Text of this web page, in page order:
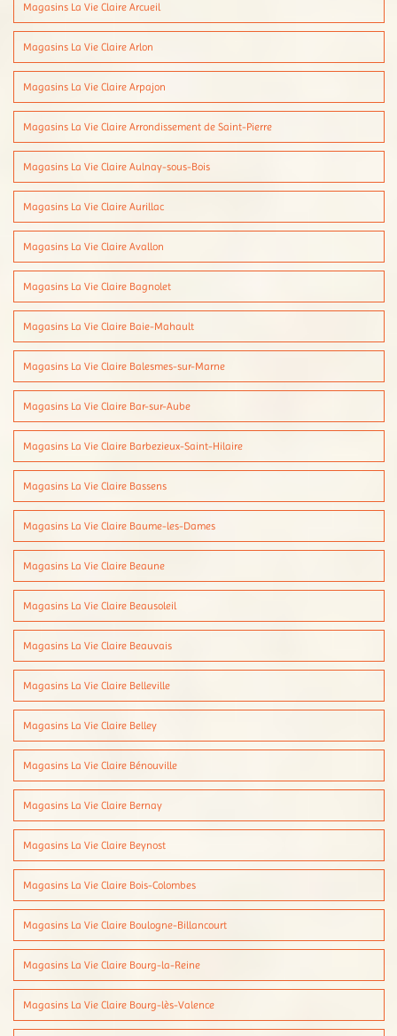
Magasins La Vie Claire Arcueil
Magasins La Vie Claire Arlon
Magasins La Vie Claire Arpajon
Magasins La Vie Claire Arrondissement de Saint-Pierre
Magasins La Vie Claire Aulnay-sous-Bois
Magasins La Vie Claire Aurillac
Magasins La Vie Claire Avallon
Magasins La Vie Claire Bagnolet
Magasins La Vie Claire Baie-Mahault
Magasins La Vie Claire Balesmes-sur-Marne
Magasins La Vie Claire Bar-sur-Aube
Magasins La Vie Claire Barbezieux-Saint-Hilaire
Magasins La Vie Claire Bassens
Magasins La Vie Claire Baume-les-Dames
Magasins La Vie Claire Beaune
Magasins La Vie Claire Beausoleil
Magasins La Vie Claire Beauvais
Magasins La Vie Claire Belleville
Magasins La Vie Claire Belley
Magasins La Vie Claire Bénouville
Magasins La Vie Claire Bernay
Magasins La Vie Claire Beynost
Magasins La Vie Claire Bois-Colombes
Magasins La Vie Claire Boulogne-Billancourt
Magasins La Vie Claire Bourg-la-Reine
Magasins La Vie Claire Bourg-lès-Valence